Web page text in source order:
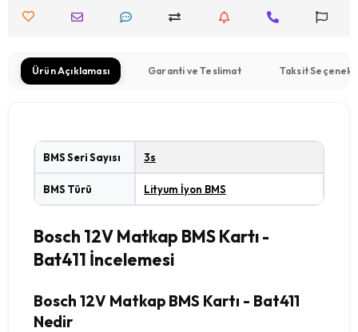
Ürün Açıklaması Garanti ve Teslimat Taksit
BMS Seri Sayısı 3s
BMS Türü Lityum İyon BMS
Bosch 12V Matkap BMS Kartı -
Bat411 İncelemesi
Bosch 12V Matkap BMS Kartı - Bat411
Nedir